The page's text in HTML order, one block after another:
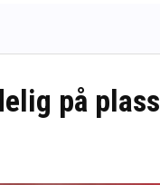
på plass